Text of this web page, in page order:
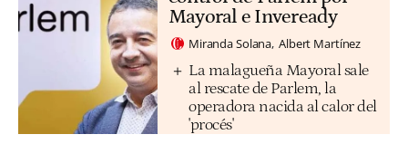
Mayoral e Inveready
Miranda Solana Albert Martínez
La malagueña Mayoral sale
al rescate de Parlem, la
operadora nacida al calor del
'procés'